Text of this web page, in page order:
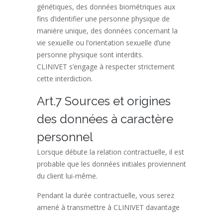
génétiques, des données biométriques aux
fins d’identifier une personne physique de
manière unique, des données concernant la
vie sexuelle ou l’orientation sexuelle d’une
personne physique sont interdits.
CLINIVET s’engage à respecter strictement
cette interdiction.
Art.7 Sources et origines
des données à caractère
personnel
Lorsque débute la relation contractuelle, il est
probable que les données initiales proviennent
du client lui-même.
Pendant la durée contractuelle, vous serez
amené à transmettre à CLINIVET davantage